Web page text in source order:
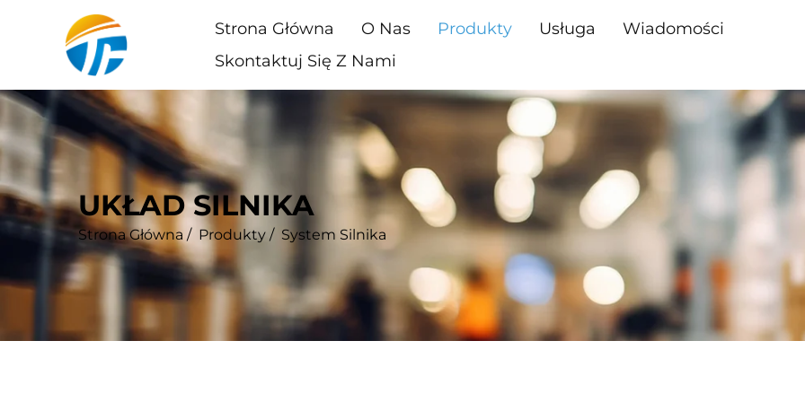
Strona Główna O Nas Produkty Usługa
Wiadomości
Skontaktuj Się Z Nami
UKŁAD SILNIKA
Strona Główna / Produkty / System Silnika